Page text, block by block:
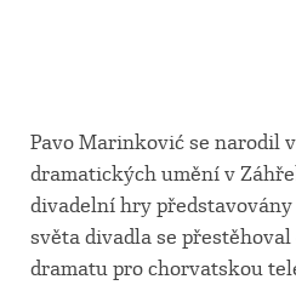
Pavo Marinković se narodil
dramatických umění v
divadelní hry
světa divadla se
dramatu pro chorvatskou